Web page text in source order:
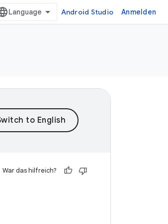
Android Studio Anmelden
War das hilfreich?